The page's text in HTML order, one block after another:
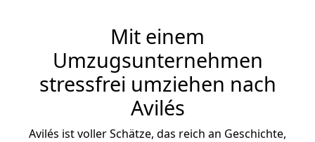
Mit einem
Umzugsunternehmen
stressfrei umziehen nach
Avilés
Avilés ist voller Schätze, das reich an Geschichte,